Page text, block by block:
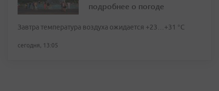
подробнее о погоде
Завтра температура воздуха ожидается +23…+31 °C
сегодня, 13:05